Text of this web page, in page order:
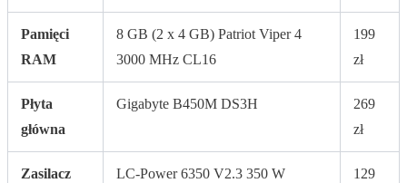
Pamięci
RAM
8 GB (2 x 4 GB) Patriot Viper 4
3000 MHz CL16
199
zł
Płyta
główna
Gigabyte B450M DS3H
269
zł
Zasilacz LC-Power 6350 V2.3 350 W
129